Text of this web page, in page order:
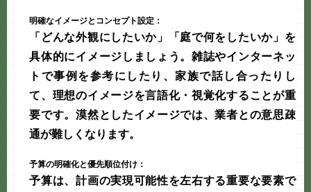
明確なイメージとコンセプト設定：
「どんな外観にしたいか」「庭で何をしたいか」を
具体的にイメージしましょう。雑誌やインターネッ
トで事例を参考にしたり、家族で話し合ったりし
て、理想のイメージを言語化・視覚化することが重
要です。漠然としたイメージでは、業者との意思疎
通が難しくなります。
予算の明確化と優先順位付け：
予算は、計画の実現可能性を左右する重要な要素で